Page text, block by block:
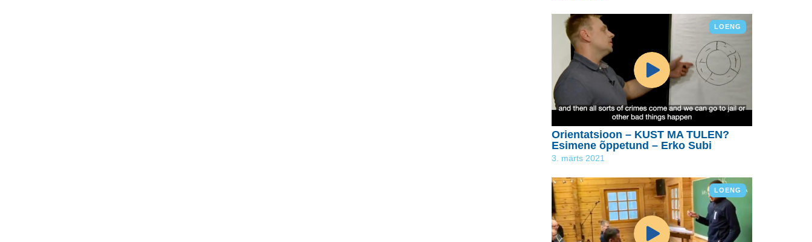
LOENG
Orientatsioon – KUST MA TULEN?
Esimene õppetund – Erko Subi
3. märts 2021
LOENG